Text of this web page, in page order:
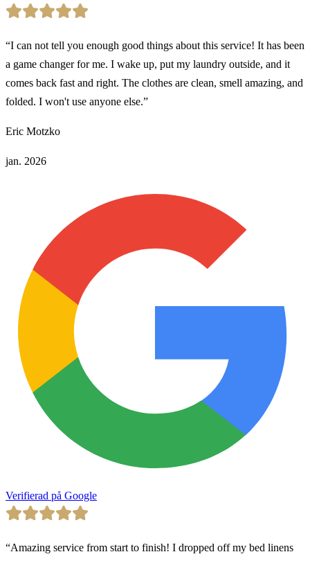
“I can not tell you enough good things about this service! It has been
a game changer for me. I wake up, put my laundry outside, and it
comes back fast and right. The clothes are clean, smell amazing, and
folded. I won't use anyone else.”
Eric Motzko
jan. 2026
Verifierad på Google
“Amazing service from start to finish! I dropped off my bed linens